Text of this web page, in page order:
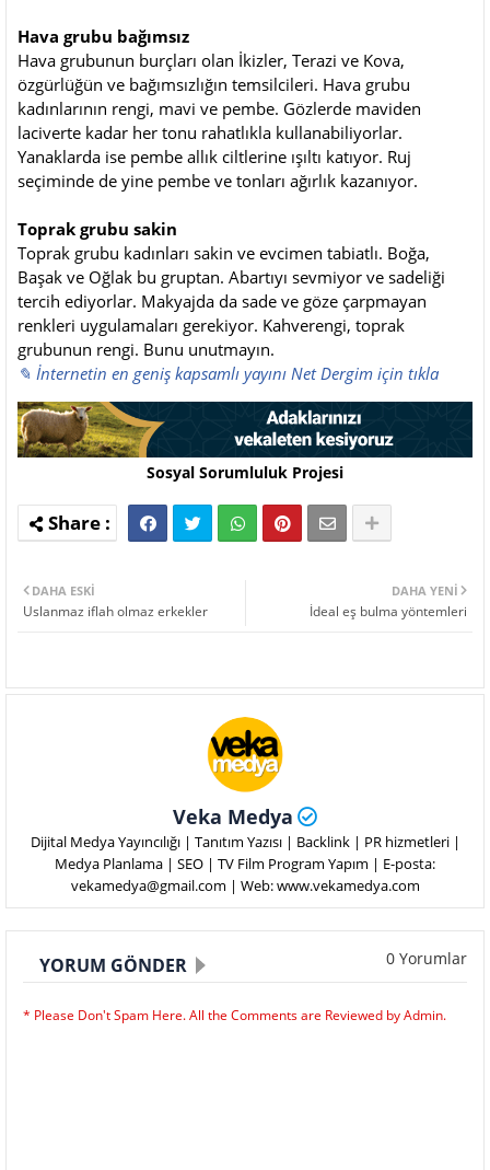
Hava grubu bağımsız
Hava grubunun burçları olan İkizler, Terazi ve Kova,
özgürlüğün ve bağımsızlığın temsilcileri. Hava grubu
kadınlarının rengi, mavi ve pembe. Gözlerde maviden
laciverte kadar her tonu rahatlıkla kullanabiliyorlar.
Yanaklarda ise pembe allık ciltlerine ışıltı katıyor. Ruj
seçiminde de yine pembe ve tonları ağırlık kazanıyor.
Toprak grubu sakin
Toprak grubu kadınları sakin ve evcimen tabiatlı. Boğa,
Başak ve Oğlak bu gruptan. Abartıyı sevmiyor ve sadeliği
tercih ediyorlar. Makyajda da sade ve göze çarpmayan
renkleri uygulamaları gerekiyor. Kahverengi, toprak
grubunun rengi. Bunu unutmayın.
✎ İnternetin en geniş kapsamlı yayını Net Dergim için tıkla
Sosyal Sorumluluk Projesi
DAHA YENI
İdeal eş bulma yöntemleri
DAHA ESKI
Uslanmaz iflah olmaz erkekler
Veka Medya
Dijital Medya Yayıncılığı | Tanıtım Yazısı | Backlink | PR hizmetleri |
Medya Planlama | SEO | TV Film Program Yapım | E-posta:
vekamedya@gmail.com | Web: www.vekamedya.com
YORUM GÖNDER 0 Yorumlar
* Please Don't Spam Here. All the Comments are Reviewed by Admin.